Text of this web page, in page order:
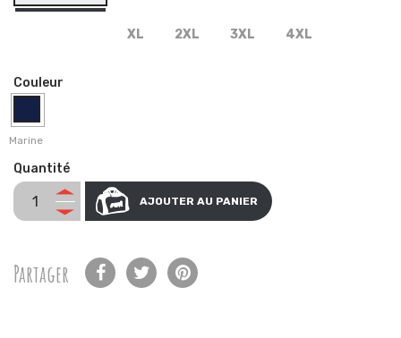
XL 2XL 3XL 4XL
Couleur
Marine
Quantité
AJOUTER AU PANIER
Partager